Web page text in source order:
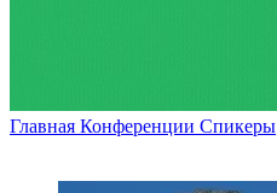
Главная Конференции Спикеры